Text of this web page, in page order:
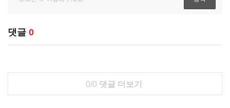
댓글 0
0/0 댓글 더보기